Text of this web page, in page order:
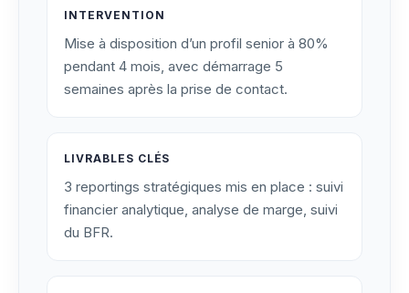
INTERVENTION
Mise à disposition d’un profil senior à 80%
pendant 4 mois, avec démarrage 5
semaines après la prise de contact.
LIVRABLES CLÉS
3 reportings stratégiques mis en place : suivi
financier analytique, analyse de marge, suivi
du BFR.